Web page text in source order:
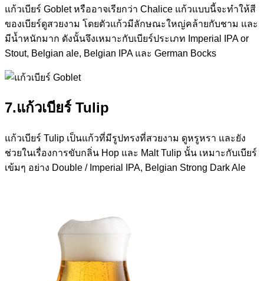
แก้วเบียร์ Goblet หรืออาจเรียกว่า Chalice แก้วแบบนี้จะทำให้สี
ของเบียร์ดูสวยงาม โดยตัวแก้วมีลักษณะใหญ่คล้ายกับชาม และ
มีน้ำหนักมาก ดังนั้นจึงเหมาะกับเบียร์ประเภท Imperial IPA or
Stout, Belgian ale, Belgian IPA และ German Bocks
7.แก้วเบียร์ Tulip
แก้วเบียร์ Tulip เป็นแก้วที่มีรูปทรงที่สวยงาม ดูหรูหรา และยัง
ช่วยในเรื่องการขับกลิ่น Hop และ Malt Tulip นั้น เหมาะกับเบียร์
เข้มๆ อย่าง Double / Imperial IPA, Belgian Strong Dark Ale